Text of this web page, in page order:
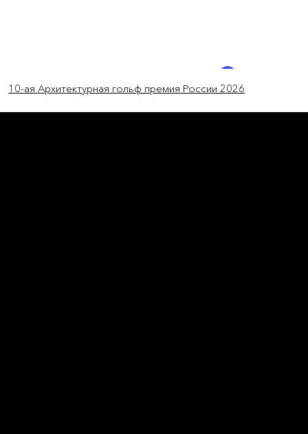
10-ая Архитектурная гольф премия России 2026